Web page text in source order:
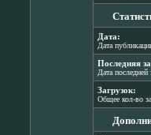
Дата:
Дата
Последняя
Дата последней
Загрузок:
Общее кол-во